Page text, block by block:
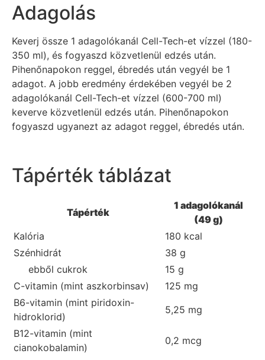
Adagolás
Keverj össze 1 adagolókanál Cell-Tech-et vízzel (180-
350 ml), és fogyaszd közvetlenül edzés után.
Pihenőnapokon reggel, ébredés után vegyél be 1
adagot. A jobb eredmény érdekében vegyél be 2
adagolókanál Cell-Tech-et vízzel (600-700 ml)
keverve közvetlenül edzés után. Pihenőnapokon
fogyaszd ugyanezt az adagot reggel, ébredés után.
Tápérték táblázat
Tápérték
1 adagolókanál
(49 g)
Kalória
180 kcal
Szénhidrát
38 g
ebből cukrok
15 g
C-vitamin (mint aszkorbinsav)
125 mg
B6-vitamin (mint piridoxin-
hidroklorid)
5,25 mg
B12-vitamin (mint
cianokobalamin)
0,2 mcg